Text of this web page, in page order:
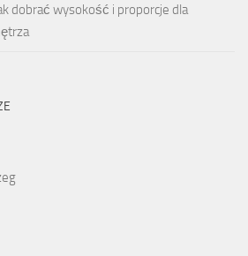
dobrać wysokość i proporcje dla